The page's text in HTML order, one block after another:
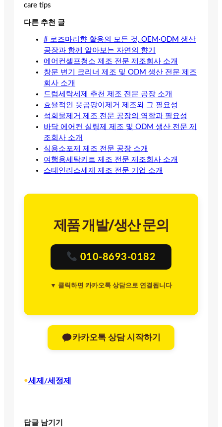
care tips
다른 추천 글
# 로즈마리향 활용의 모든 것, OEM·ODM 생산
공장과 함께 알아보는 자연의 향기
에어컨셀프청소 제조 전문 제조회사 소개
창문 변기 크리너 제조 및 ODM 생산 전문 제조
회사 소개
드럼세탁세제 추천 제조 전문 공장 소개
효율적인 옷곰팡이제거 제조와 그 필요성
석회물제거 제조 전문 공장의 역할과 필요성
바닥 에어컨 실링제 제조 및 ODM 생산 전문 제
조회사 소개
식용소포제 제조 전문 공장 소개
여행용세탁키트 제조 전문 제조회사 소개
스테인리스세제 제조 전문 기업 소개
제품 개발/생산 문의
010-8693-0182
▼ 클릭하면 카카오톡 상담으로 연결됩니다
카카오톡 상담 시작하기
•세제/세정제
답글 남기기